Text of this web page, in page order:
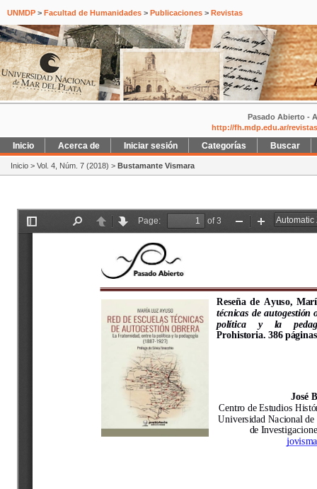
UNMDP > Facultad de Humanidades > Publicaciones > Revistas
Pasado Abierto -
http://fh.mdp.edu.ar/
Inicio Acerca de Iniciar sesión Categorías Buscar
Inicio > Vol. 4, Núm. 7 (2018) > Bustamante Vismara